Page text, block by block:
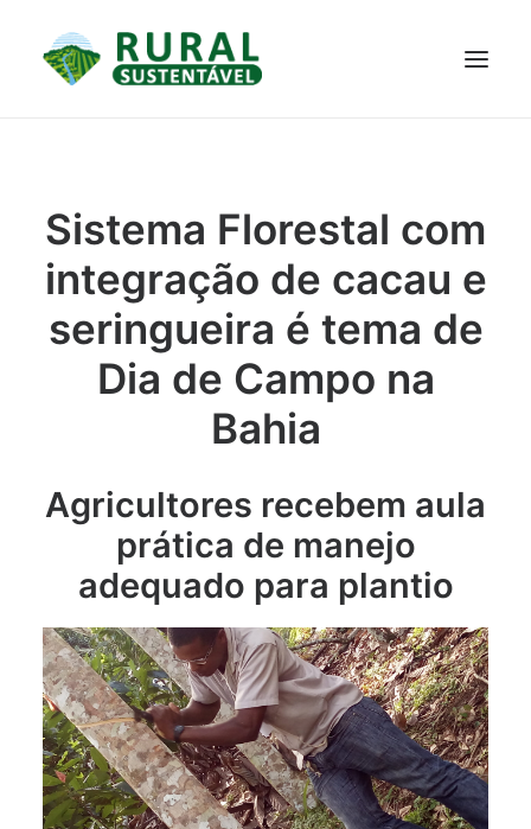
NOTÍCIAS
JANELA DO CONHECIMENTO
RESULTADOS ALCANÇADOS
Sistema Florestal com
integração de cacau e
seringueira é tema de
Dia de Campo na
Bahia
Agricultores recebem aula
prática de manejo
adequado para plantio